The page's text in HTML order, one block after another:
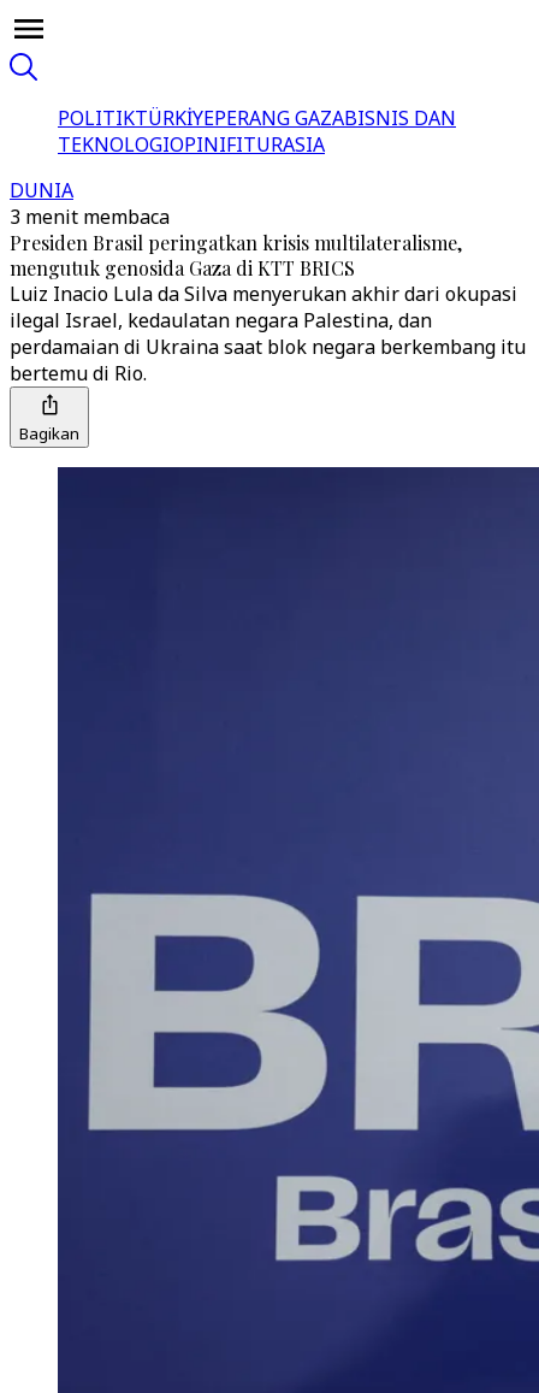
POLITIKTÜRKİYEPERANG GAZABISNIS DAN
TEKNOLOGIOPINIFITURASIA
DUNIA
3 menit membaca
Presiden Brasil peringatkan krisis multilateralisme,
mengutuk genosida Gaza di KTT BRICS
Luiz Inacio Lula da Silva menyerukan akhir dari okupasi
ilegal Israel, kedaulatan negara Palestina, dan
perdamaian di Ukraina saat blok negara berkembang itu
bertemu di Rio.
Bagikan